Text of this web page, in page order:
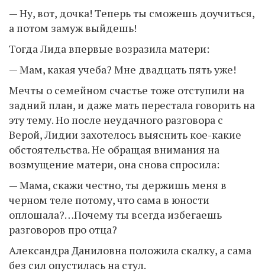
— Ну, вот, дочка! Теперь ты сможешь доучиться,
а потом замуж выйдешь!
Тогда Лида впервые возразила матери:
— Мам, какая учеба? Мне двадцать пять уже!
Мечты о семейном счастье тоже отступили на
задний план, и даже мать перестала говорить на
эту тему. Но после неудачного разговора с
Верой, Лидии захотелось выяснить кое-какие
обстоятельства. Не обращая внимания на
возмущение матери, она снова спросила:
— Мама, скажи честно, ты держишь меня в
черном теле потому, что сама в юности
оплошала?…Почему ты всегда избегаешь
разговоров про отца?
Александра Даниловна положила скалку, а сама
без сил опустилась на стул.